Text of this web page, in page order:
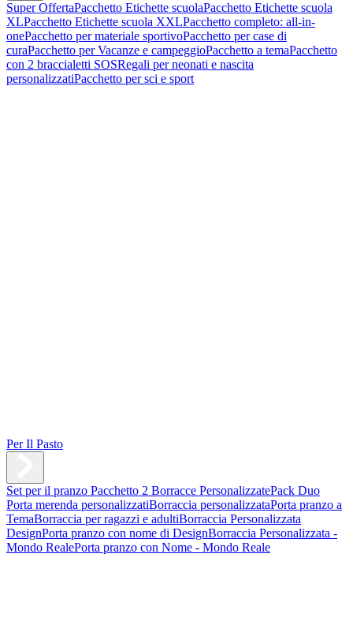
Super OffertaPacchetto Etichette scuolaPacchetto Etichette scuola
XLPacchetto Etichette scuola XXLPacchetto completo: all-in-
onePacchetto per materiale sportivoPacchetto per case di
curaPacchetto per Vacanze e campeggioPacchetto a temaPacchetto
con 2 braccialetti SOSRegali per neonati e nascita
personalizzatiPacchetto per sci e sport
Per Il Pasto
Set per il pranzo Pacchetto 2 Borracce PersonalizzatePack Duo
Porta merenda personalizzatiBorraccia personalizzataPorta pranzo a
TemaBorraccia per ragazzi e adultiBorraccia Personalizzata
DesignPorta pranzo con nome di DesignBorraccia Personalizzata -
Mondo RealePorta pranzo con Nome - Mondo Reale